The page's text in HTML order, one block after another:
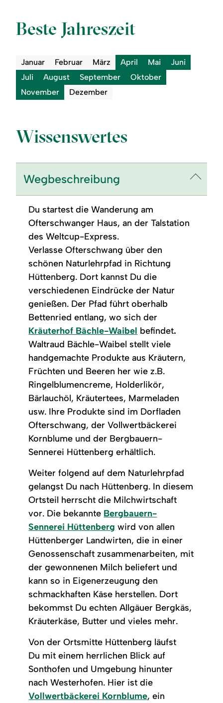
Beste Jahreszeit
Januar Februar März April Mai
Juni
Juli
August September
Oktober
November
Dezember
Wissenswertes
Wegbeschreibung
Du startest die Wanderung am
Ofterschwanger Haus, an der Talstation
des Weltcup-Express.
Verlasse Ofterschwang über den
schönen Naturlehrpfad in Richtung
Hüttenberg. Dort kannst Du die
verschiedenen Eindrücke der Natur
genießen. Der Pfad führt oberhalb
Bettenried entlang, wo sich der
Kräuterhof Bächle-Waibel befindet.
Waltraud Bächle-Waibel stellt viele
handgemachte Produkte aus Kräutern,
Früchten und Beeren her wie z.B.
Ringelblumencreme, Holderlikör,
Bärlauchöl, Kräutertees, Marmeladen
usw. Ihre Produkte sind im Dorfladen
Ofterschwang, der Vollwertbäckerei
Kornblume und der Bergbauern-
Sennerei Hüttenberg erhältlich.
Weiter folgend auf dem Naturlehrpfad
gelangst Du nach Hüttenberg. In diesem
Ortsteil herrscht die Milchwirtschaft
vor. Die bekannte Bergbauern-
Sennerei Hüttenberg wird von allen
Hüttenberger Landwirten, die in einer
Genossenschaft zusammenarbeiten, mit
der gewonnenen Milch beliefert und
kann so in Eigenerzeugung den
schmackhaften Käse herstellen. Dort
bekommst Du echten Allgäuer Bergkäs,
Kräuterkäse, Butter und vieles mehr.
Von der Ortsmitte Hüttenberg läufst
Du mit einem herrlichen Blick auf
Sonthofen und Umgebung hinunter
nach Westerhofen. Hier ist die
Vollwertbäckerei Kornblume, ein